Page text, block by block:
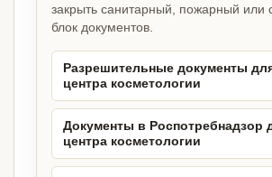
закрыть санитарный, пожарный или
блок документов.
Разрешительные документы
центра косметологии
Документы в Роспотребнадзор
центра косметологии